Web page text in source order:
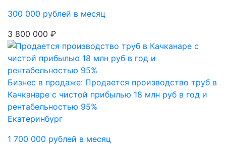
300 000 рублей в месяц
3 800 000 ₽
Бизнес в продаже: Продается производство труб в
Качканаре с чистой прибылью 18 млн руб в год и
рентабельностью 95%
Екатеринбург
1 700 000 рублей в месяц